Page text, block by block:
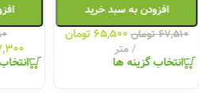
افزودن به سبد خرید
۶۷,۵۱۰ تومان ۶۵,۵۰۰ تومان
متر
انتخاب گزینه ها